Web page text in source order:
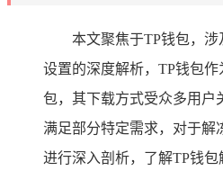
本文聚焦于TP钱包，
设置的深度解析，TP钱包
包，其下载方式受众多用户
满足部分特定需求，对于解
进行深入剖析，了解TP钱